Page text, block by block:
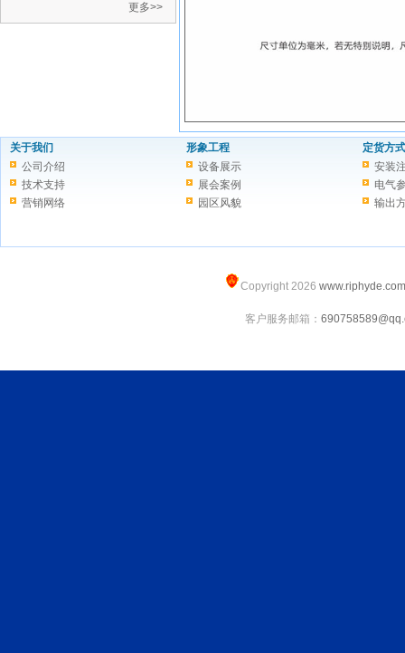
更多>>
关于我们
公司介绍
技术支持
营销网络
形象工程
设备展示
展会案例
园区风貌
定货方式
安装
电气
输出
Copyright 2026 www.riphyde.com
客户服务邮箱：